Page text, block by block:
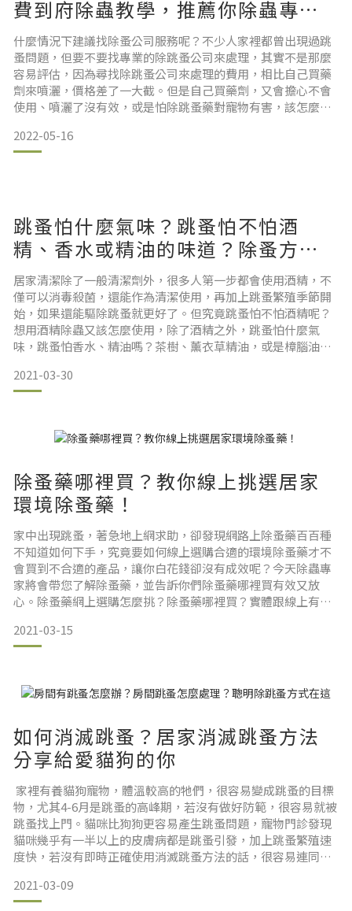
費到府除蟲教學，推薦你除蟲專
家！
什麼情況下建議找除蚤公司服務呢？不少人家裡都曾出現過跳
蚤問題，但要不要找專業的除跳蚤公司來處理，其實不是那麼
容易評估，因為尋找除跳蚤公司來處理的費用，相比自己買藥
劑來噴灑，價格差了一大截。但是自己買藥劑，又會擔心不會
使用、噴灑了沒有效，或是怕除跳蚤藥對寵物有害，該怎麼去
用、優缺點，和找專業除跳蚤公司的資料一起比較整理，讓你
更清楚遇到跳蚤問題該怎麼做！除跳蚤公司推薦統整篇，快速
2022-05-16
跳蚤怕什麼氣味？跳蚤怕不怕酒
精、香水或精油的味道？除蚤方法
一次解惑
居家清潔除了一般清潔劑外，很多人第一步都會使用酒精，不
僅可以消毒殺菌，還能作為清潔使用，再加上跳蚤繁殖季節開
始，如果還能驅除跳蚤就更好了。但究竟跳蚤怕不怕酒精呢？
想用酒精除蟲又該怎麼使用，除了酒精之外，跳蚤怕什麼氣
味，跳蚤怕香水、精油嗎？茶樹、薰衣草精油，或是樟腦油跳
路流傳跳蚤害怕的味道與原因，以及防跳蚤精油該怎麼挑選，
最後還有居家除蚤推薦產品，教大家正確除跳蚤方法與觀念。
2021-03-30
除蚤藥哪裡買？教你線上挑選居家
環境除蚤藥！
家中出現跳蚤，著急地上網求助，卻發現網路上除蚤藥百百種
不知道如何下手，究竟要如何線上選購合適的環境除蚤藥才不
會買到不合適的產品，讓你白花錢卻沒有成效呢？今天除蟲專
家將會帶您了解除蚤藥，並告訴你們除蚤藥哪裡買有效又放
心。除蚤藥網上選購怎麼挑？除蚤藥哪裡買？實體跟線上有什
蚤藥推薦，福來朗教你在家除跳蚤！除蚤藥哪裡買？實體跟線
上有什麼差別？過去人們想購買除蚤藥，只能到實體店挑選，
才能買到，而花費
2021-03-15
如何消滅跳蚤？居家消滅跳蚤方法
分享給愛貓狗的你
家裡有養貓狗寵物，體溫較高的牠們，很容易變成跳蚤的目標
物，尤其4-6月是跳蚤的高峰期，若沒有做好防範，很容易就被
跳蚤找上門。貓咪比狗狗更容易產生跳蚤問題，寵物門診發現
貓咪幾乎有一半以上的皮膚病都是跳蚤引發，加上跳蚤繁殖速
度快，若沒有即時正確使用消滅跳蚤方法的話，很容易連同家
文內我們會先教大家，判斷寵物身上有跳蚤的三種方式，並帶
你了解如何消滅跳蚤，最後還要推薦適合的消滅跳蚤產品，讓
2021-03-09